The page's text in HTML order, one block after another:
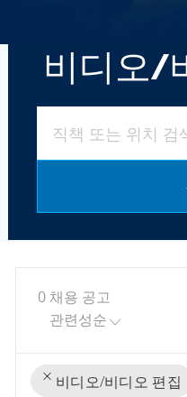
비디오/
0 채용 공고
비디오/비디오 편집